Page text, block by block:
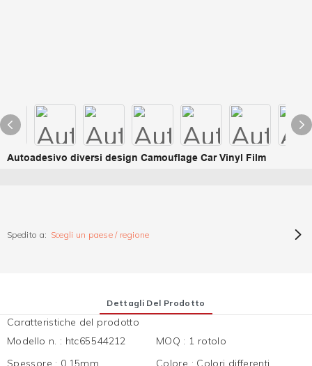
Autoadesivo diversi design Camouflage Car Vinyl Film
Spedito a: Scegli un paese / regione
Dettagli Del Prodotto
Caratteristiche del prodotto
Modello n. : htc65544212 MOQ : 1 rotolo
Spessore : 0.15mm Colore : Colori differenti